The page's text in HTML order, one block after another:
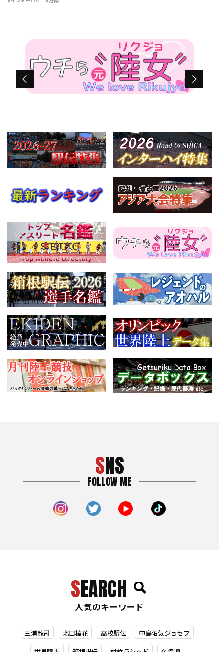
#インターハイ #洛南
SNS
FOLLOW ME
SEARCH
人気のキーワード
三浦龍司 北口榛花 高校駅伝 中島佑気ジョセフ